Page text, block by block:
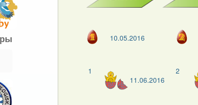
10.05.2016
1
11.06.2016
2